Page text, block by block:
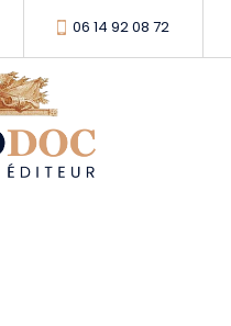
06 14 92 08 72